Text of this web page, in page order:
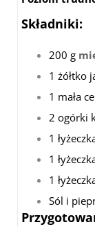
Składniki:
200 g
1 żółtko
1 mała
2 ogórki
1
1
1
Sól i